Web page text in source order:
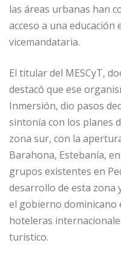
las áreas urbanas han
acceso a una educación
vicemandataria.
El titular del MESCyT,
destacó que ese
Inmersión, dio pasos
sintonía con los planes
zona sur, con la
Barahona, Estebanía,
grupos existentes en
desarrollo de esta zona
el gobierno dominicano
hoteleras
turístico.